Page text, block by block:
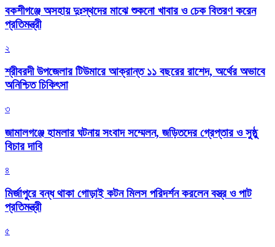
বকশীগঞ্জে অসহায় দুঃস্থদের মাঝে শুকনো খাবার ও চেক বিতরণ করেন
প্রতিমন্ত্রী
২
শ্রীবরদী উপজেলার টিউমারে আক্রান্ত ১১ বছরের রাশেদ, অর্থের অভাবে
অনিশ্চিত চিকিৎসা
৩
জামালগঞ্জে হামলার ঘটনায় সংবাদ সম্মেলন, জড়িতদের গ্রেপ্তার ও সুষ্ঠু
বিচার দাবি
৪
মির্জাপুরে বন্ধ থাকা গোড়াই কটন মিলস পরিদর্শন করলেন বস্ত্র ও পাট
প্রতিমন্ত্রী
৫